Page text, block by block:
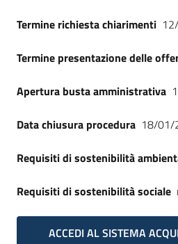
Termine richiesta chiarimenti
Termine presentazione delle
Apertura busta amministrativa
Data chiusura procedura 18/01/
Requisiti di sostenibilità
Requisiti di sostenibilità sociale
ACCEDI AL SISTEMA